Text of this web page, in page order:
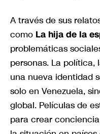
A través de sus
como La hija de la
problemáticas
personas. La
una nueva identidad
solo en Venezuela,
global. Películas de
para crear